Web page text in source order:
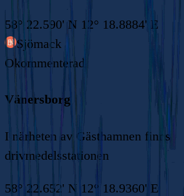
58° 22.590' N 12° 18.8884' E
Sjömack
Okommenterad
Vänersborg
I närheten av Gästhamnen finns
drivmedelsstationen
58° 22.652' N 12° 18.9360' E